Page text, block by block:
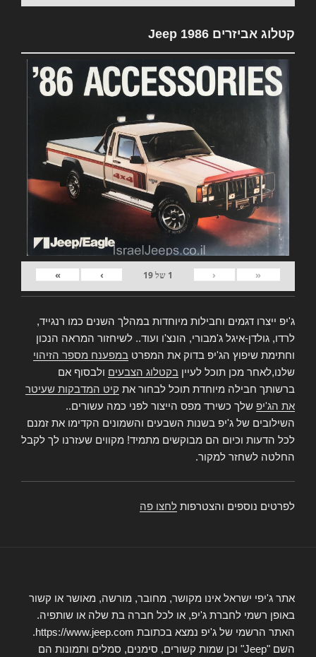
קטלוג אביזרים Jeep 1986
«
‹
1 של19
›
»
ג'יפ ייצרו דגמים וחבילות מיוחדות במהלך השנים כמו רנגייד,
לרדו, גולדן-איגל ג'מבורי, הונצ'ו ועוד.. לשיחזור המראה הנכון
וחתימת שיפוץ הג'יפ בדוק את המפרט במפענח מספר הזיהוי
שלנו,לאחר מכן תוכל לעיין בקטלוג הצבעים ולבסוף אם
ברשותך חבילה מיוחדת תוכל לבחור את קיט המדבקות שעיטר
את הג'יפ שלך כשירד מפס הייצור לפני כמה עשורים..
השילובים של ג'יפ בשנות השבעים והשמונים הקדימו את זמנם
לכל הדעות וכיום הם מבוקשים מתמיד! מקווים שעזרנו לך לקבל
החלטה לשחזר למקור.
לפרטים נוספים והצטרפות לחצו פה
אתר ג'יפי ישראל אינו מקושר, מחובר, מורשה, מאושר או קשור
באופן רשמי לחברת ג'יפ, או לכל חברה בת שלה או שותפיה.
האתר הרשמי של ג'יפ נמצא בכתובת https://www.jeep.com.
השם "Jeep" וכן שמות קשורים, סימנים, סמלים ותמונות הם